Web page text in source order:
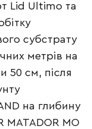
Lid Ultimo та
субстрату
метрів на
50 см, після
на глибину
MATADOR MO